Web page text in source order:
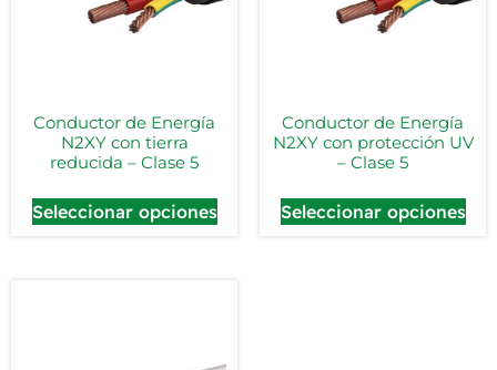
Conductor de Energía
N2XY con tierra
reducida – Clase 5
Seleccionar opciones
Conductor de Energía
N2XY con protección UV
– Clase 5
Seleccionar opciones